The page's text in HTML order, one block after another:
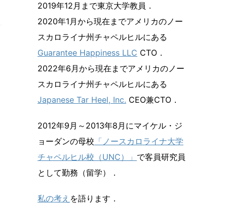
2019年12月まで東京大学教員．
2020年1月から現在までアメリカのノー
スカロライナ州チャペルヒルにある
Guarantee Happiness LLC CTO．
2022年6月から現在までアメリカのノー
スカロライナ州チャペルヒルにある
Japanese Tar Heel, Inc. CEO兼CTO．
2012年9月～2013年8月にマイケル・ジ
ョーダンの母校 「ノースカロライナ大学
チャペルヒル校（UNC）」 で客員研究員
として勤務（留学）．
私の考え を語ります．